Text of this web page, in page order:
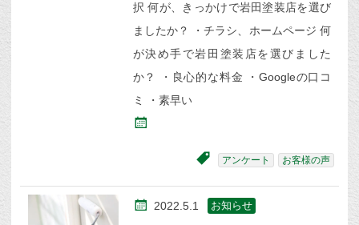
択 何が、きっかけで岩田塗装店を選び
ましたか？ ・チラシ、ホームページ 何
が決め手で岩田塗装店を選びました
か？ ・良心的な料金 ・Googleの口コ
ミ ・素早い
アンケート お客様の声
2022.5.1 お知らせ